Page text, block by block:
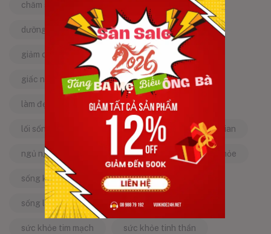
chăm sóc sức khỏe tự nhiên chống lão hóa
dưỡng da tự nhiên dưỡng sinh
giảm căng thẳng giảm stress
giấc ngủ ngon kinh nghiệm dân gian
làm đẹp từ bên trong làm đẹp tự nhiên
lối sống lành mạnh mật ong mẹo dân gian
ngủ ngon năng lượng tích cực sống khỏe
sống khỏe mỗi ngày sống khỏe đẹp
sống lành mạnh sống tích cực
sức khỏe tim mạch sức khỏe tinh thần